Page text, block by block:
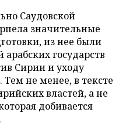
Саудовской
значительные
из нее были
государств
Сирии и уходу
не менее, в тексте
властей, а не
добивается